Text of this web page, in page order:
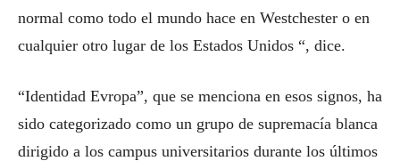
normal como todo el mundo hace en Westchester o en
cualquier otro lugar de los Estados Unidos “, dice.
“Identidad Evropa”, que se menciona en esos signos, ha
sido categorizado como un grupo de supremacía blanca
dirigido a los campus universitarios durante los últimos